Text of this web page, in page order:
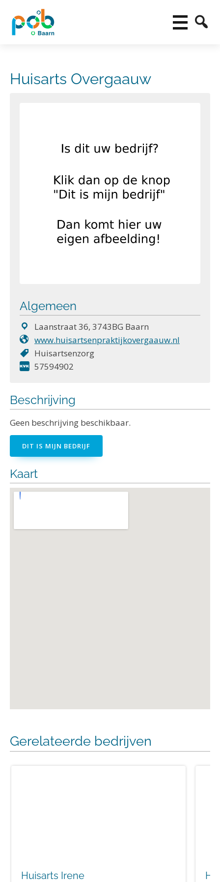
Huisarts Overgaauw
Algemeen
Laanstraat 36, 3743BG Baarn
www.huisartsenpraktijkovergaauw.nl
Huisartsenzorg
57594902
Beschrijving
Geen beschrijving beschikbaar.
DIT IS MIJN BEDRIJF
Kaart
Gerelateerde bedrijven
Huisarts Irene